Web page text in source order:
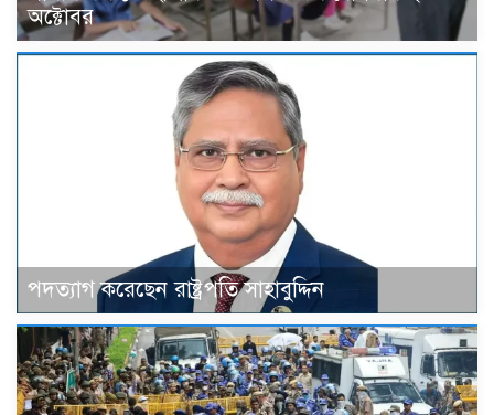
অক্টোবর
পদত্যাগ করেছেন রাষ্ট্রপতি সাহাবুদ্দিন